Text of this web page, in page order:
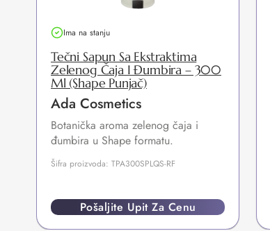
Ima na stanju
Tečni Sapun Sa Ekstraktima
Zelenog Čaja I Đumbira – 300
Ml (Shape Punjač)
Ada Cosmetics
Botanička aroma zelenog čaja i
đumbira u Shape formatu.
Šifra proizvoda: TPA300SPLQS-RF
Pošaljite Upit Za Cenu